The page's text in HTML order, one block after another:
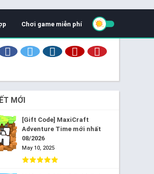
Chơi game miễn phí
MỚI
[Gift Code] MaxiCraft
Adventure Time mới nhất
08/2026
May 10, 2025